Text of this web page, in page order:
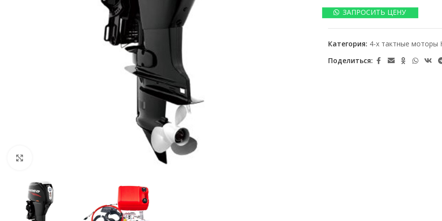
ЗАПРОСИТЬ ЦЕНУ
Категория: 4-х тактные моторы
Поделиться: